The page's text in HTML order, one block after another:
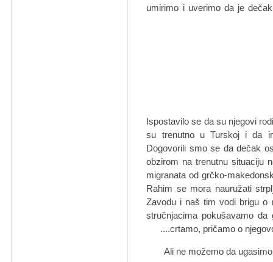
umirimo i uverimo da je
Ispostavilo se da su njegovi
su trenutno u Turskoj i da
Dogovorili smo se da dečak
obzirom na trenutnu situaciju
migranata od grčko-
Rahim se mora nauružati
Zavodu i naš tim vodi brigu o
stručnjacima pokušavamo
crtamo, pričamo o
Ali ne možemo da